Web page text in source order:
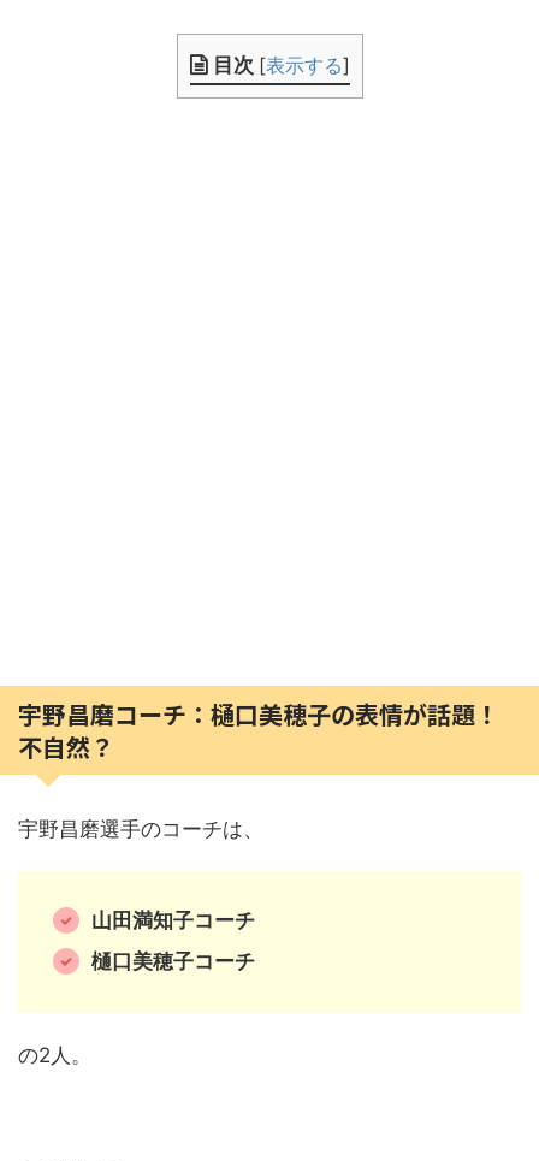
目次 [表示する]
宇野昌磨コーチ：樋口美穂子の表情が話題！
不自然？
宇野昌磨選手のコーチは、
山田満知子コーチ
樋口美穂子コーチ
の2人。